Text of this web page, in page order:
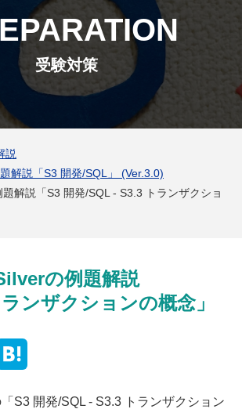
試験概要
資格取得のメリット
受験対策
受験対策
説
解説「S3 開発/SQL」 (Ver.3.0)
解説「S3 開発/SQL - S3.3 トランザクショ
の例題解説
ランザクションの概念」
S3 開発/SQL - S3.3 トランザクション